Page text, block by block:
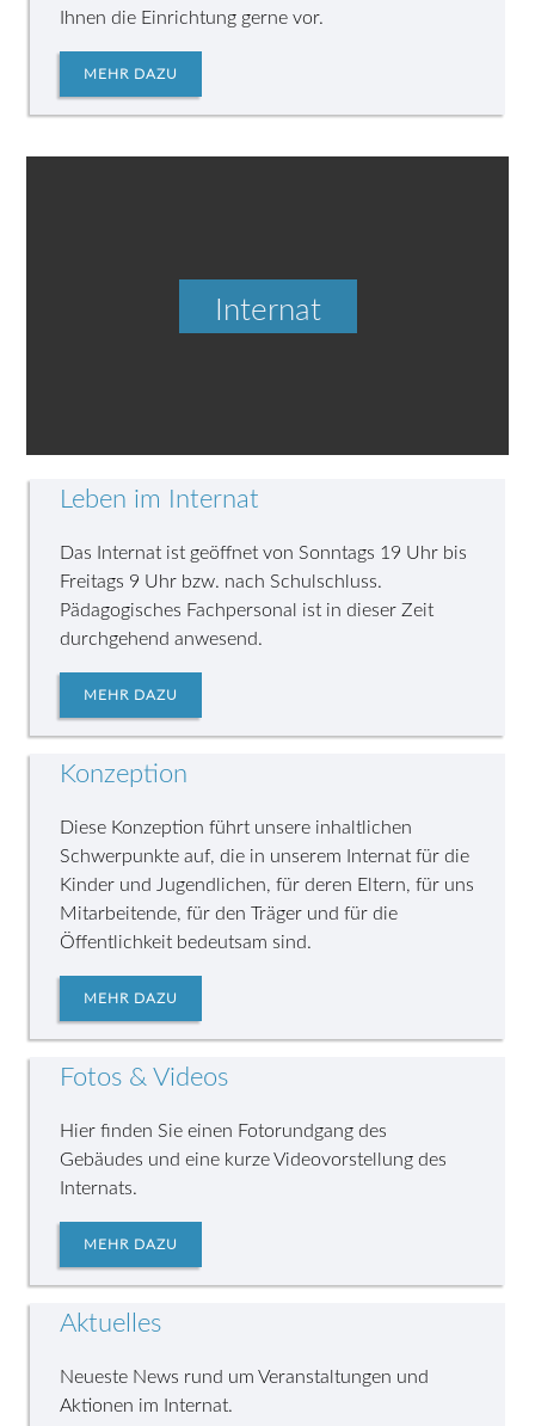
Ihnen die Einrichtung gerne vor.
MEHR DAZU
Internat
Leben im Internat
Das Internat ist geöffnet von Sonntags 19 Uhr bis
Freitags 9 Uhr bzw. nach Schulschluss.
Pädagogisches Fachpersonal ist in dieser Zeit
durchgehend anwesend.
MEHR DAZU
Konzeption
Diese Konzeption führt unsere inhaltlichen
Schwerpunkte auf, die in unserem Internat für die
Kinder und Jugendlichen, für deren Eltern, für uns
Mitarbeitende, für den Träger und für die
Öffentlichkeit bedeutsam sind.
MEHR DAZU
Fotos & Videos
Hier finden Sie einen Fotorundgang des
Gebäudes und eine kurze Videovorstellung des
Internats.
MEHR DAZU
Aktuelles
Neueste News rund um Veranstaltungen und
Aktionen im Internat.